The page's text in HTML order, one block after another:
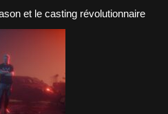
et le casting révolutionnaire